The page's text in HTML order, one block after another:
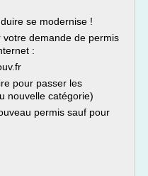
se modernise !
demande de permis
:
pour passer les
nouvelle catégorie)
permis sauf pour